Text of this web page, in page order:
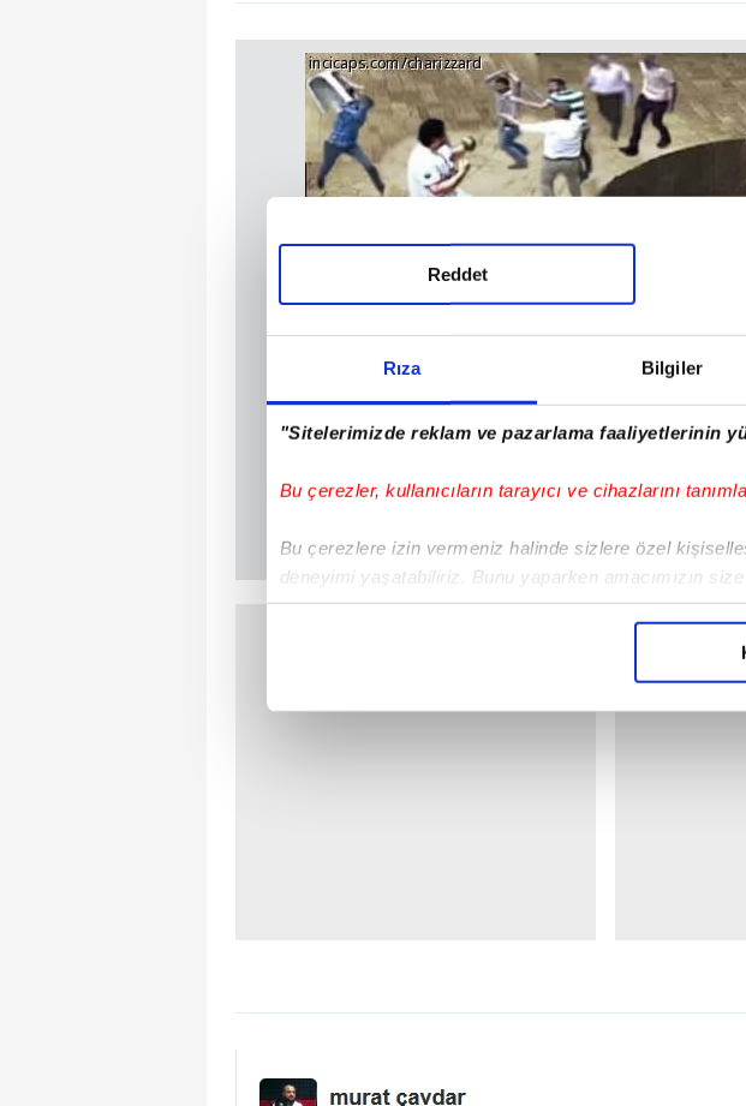
Rıza Bilgiler
"Sitelerimizde reklam ve pazarlama faaliyetlerinin
Bu çerezler, kullanıcıların tarayıcı ve cihazlarını
Bu çerezlere izin vermeniz halinde sizlere özel
deneyimi yaşatabiliriz. Bunu yaparken amacımızın
içerikleri sunabilmek adına elimizden gelen çabayı
mevzuata uygun olarak kullanılan çerezlerle ilgili bilgi
Reddet